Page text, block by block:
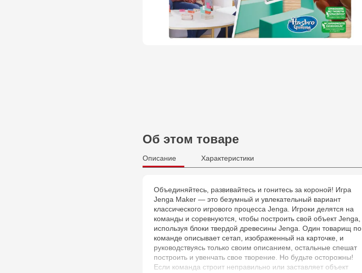
Об этом товаре
Описание Характеристики
Объединяйтесь, развивайтесь и гонитесь за короной! Игра
Jenga Maker — это безумный и увлекательный вариант
классического игрового процесса Jenga. Игроки делятся на
команды и соревнуются, чтобы построить свой объект Jenga,
используя блоки твердой древесины Jenga. Один товарищ по
команде описывает сетап, изображенный на карточке, и
руководствуясь только своим описанием, остальные спешат
построить и увенчать свое творение. Но будьте осторожны!
Если команда строит неправильно или заставляет объект